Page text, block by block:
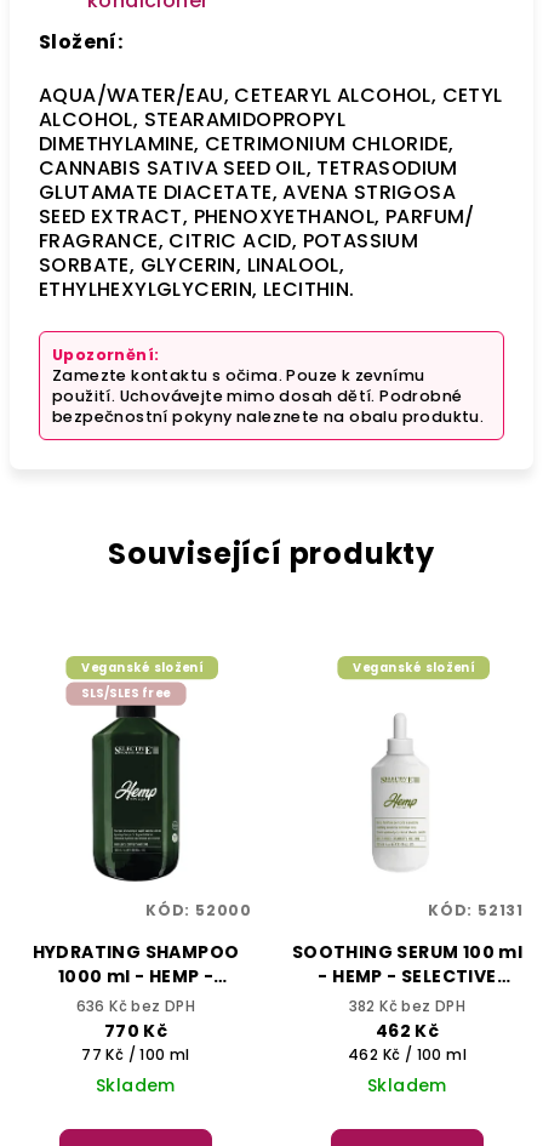
Složení:
AQUA/WATER/EAU, CETEARYL ALCOHOL, CETYL
ALCOHOL, STEARAMIDOPROPYL
DIMETHYLAMINE, CETRIMONIUM CHLORIDE,
CANNABIS SATIVA SEED OIL, TETRASODIUM
GLUTAMATE DIACETATE, AVENA STRIGOSA
SEED EXTRACT, PHENOXYETHANOL, PARFUM/
FRAGRANCE, CITRIC ACID, POTASSIUM
SORBATE, GLYCERIN, LINALOOL,
ETHYLHEXYLGLYCERIN, LECITHIN.
Upozornění:
Zamezte kontaktu s očima. Pouze k zevnímu
použití. Uchovávejte mimo dosah dětí. Podrobné
bezpečnostní pokyny naleznete na obalu produktu.
Související produkty
Veganské složení
SLS/SLES free
HYDRATING SHAMPOO
1000 ml - HEMP -
SELECTIVE
PROFESSIONAL
636 Kč bez DPH
770 Kč
Měrná
cena:
77 Kč / 100 ml
Skladem
KÓD: 52000
Veganské složení
SOOTHING SERUM 100 ml
- HEMP - SELECTIVE
PROFESSIONAL
382 Kč bez DPH
462 Kč
Měrná
cena:
462 Kč / 100 ml
Skladem
KÓD: 52131